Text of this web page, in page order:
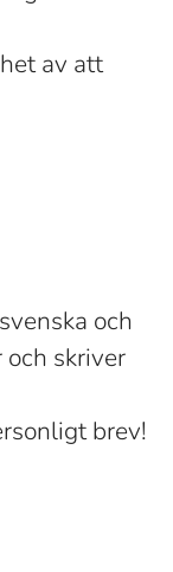
av att
och
skriver
brev!